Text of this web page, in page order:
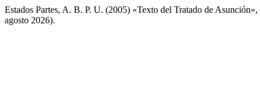
Estados Partes, A. B. P. U. (2005) «Texto del Tratado de Asunción»,
agosto 2026).